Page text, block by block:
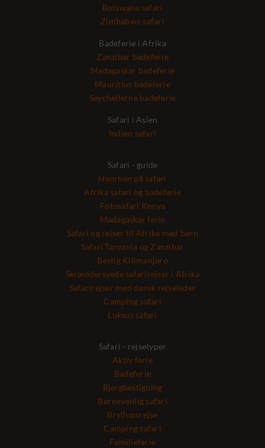
Botswana safari
Zimbabwe safari
Badeferie i Afrika
Zanzibar badeferie
Madagaskar badeferie
Mauritius badeferie
Seychellerne badeferie
Safari i Asien
Indien safari
Safari - guide
Hvorhen på safari
Afrika safari og badeferie
Fotosafari Kenya
Madagaskar ferie
Safari og rejser til Afrika med børn
Safari Tanzania og Zanzibar
Bestig Kilimanjaro
Skræddersyede safarirejser i Afrika
Safarirejser med dansk rejseleder
Camping safari
Luksus safari
Safari - rejsetyper
Aktiv ferie
Badeferie
Bjergbestigning
Børnevenlig safari
Bryllupsrejse
Camping safari
Familieferie